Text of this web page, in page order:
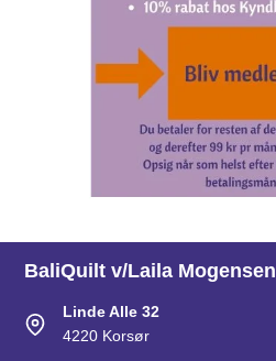
BaliQuilt v/Laila Mogensen
Linde Alle 32
4220 Korsør